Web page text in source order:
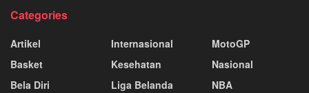
Categories
Artikel
Basket
Bela Diri
Internasional
Kesehatan
Liga Belanda
MotoGP
Nasional
NBA